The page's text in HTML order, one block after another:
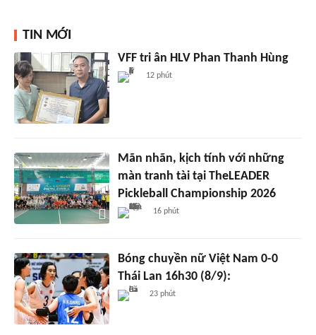
TIN MỚI
VFF tri ân HLV Phan Thanh Hùng
12 phút
Mãn nhãn, kịch tính với những
màn tranh tài tại TheLEADER
Pickleball Championship 2026
16 phút
Bóng chuyền nữ Việt Nam 0-0
Thái Lan 16h30 (8/9):
23 phút